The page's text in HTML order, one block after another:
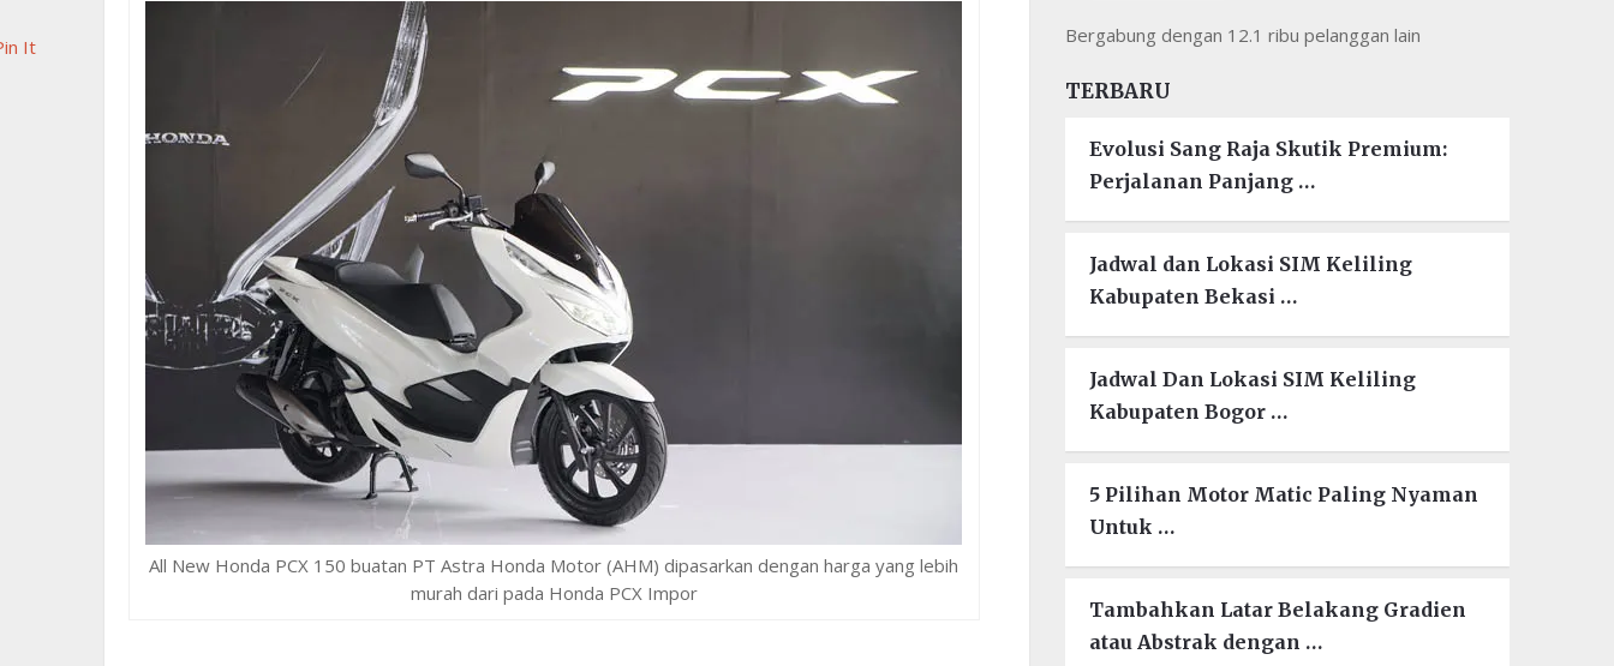
All New Honda PCX 150 buatan PT Astra Honda Motor (AHM) dipasarkan dengan harga yang lebih
murah dari pada Honda PCX Impor
It
Bergabung dengan 12.1 ribu pelanggan lain
TERBARU
Evolusi Sang Raja Skutik Premium:
Perjalanan Panjang …
Jadwal dan Lokasi SIM Keliling
Kabupaten Bekasi …
Jadwal Dan Lokasi SIM Keliling
Kabupaten Bogor …
5 Pilihan Motor Matic Paling Nyaman
Untuk …
Tambahkan Latar Belakang Gradien
atau Abstrak dengan …